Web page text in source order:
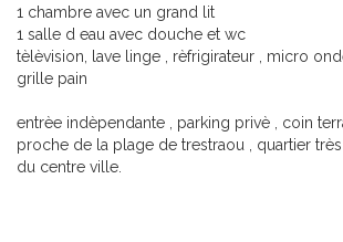
1 chambre avec un grand lit
1 salle d eau avec douche et wc
tèlèvision, lave linge , rèfrigirateur , micro
grille pain
entrèe indèpendante , parking privè , coin
proche de la plage de trestraou , quartier
du centre ville.